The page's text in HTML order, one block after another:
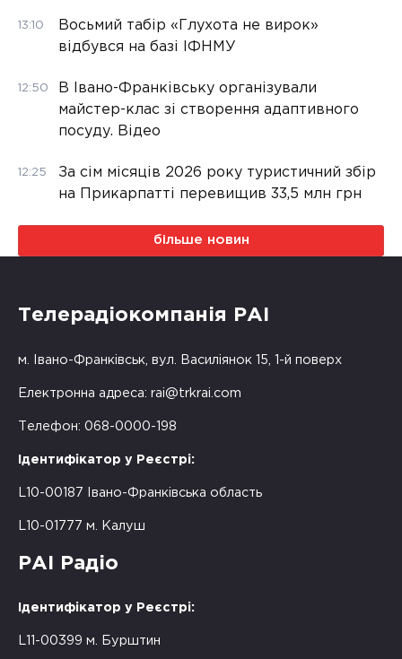
13:10
Восьмий табір «Глухота не вирок»
відбувся на базі ІФНМУ
12:50
В Івано-Франківську організували
майстер-клас зі створення адаптивного
посуду. Відео
12:25
За сім місяців 2026 року туристичний збір
на Прикарпатті перевищив 33,5 млн грн
більше новин
Телерадіокомпанія РАІ
м. Івано-Франківськ, вул. Василіянок 15, 1-й поверх
Електронна адреса: rai@trkrai.com
Телефон: 068-0000-198
Ідентифікатор у Реєстрі:
L10-00187 Івано-Франківська область
L10-01777 м. Калуш
РАІ Радіо
Ідентифікатор у Реєстрі:
L11-00399 м. Бурштин